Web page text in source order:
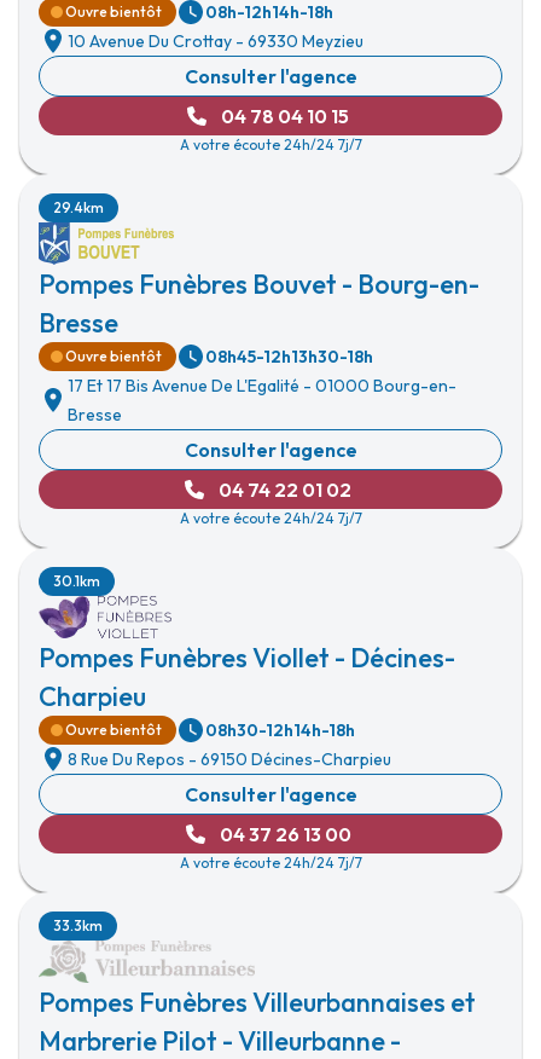
Ouvre bientôt 08h-12h14h-18h
10 Avenue Du Crottay - 69330 Meyzieu
Consulter l'agence
04 78 04 10 15
A votre écoute 24h/24 7j/7
Pompes Funèbres Bouvet - Bourg-en-
Bresse
29.4km
Ouvre bientôt 08h45-12h13h30-18h
17 Et 17 Bis Avenue De L'Egalité - 01000 Bourg-en-
Bresse
Consulter l'agence
04 74 22 01 02
A votre écoute 24h/24 7j/7
Pompes Funèbres Viollet - Décines-
Charpieu
30.1km
Ouvre bientôt 08h30-12h14h-18h
8 Rue Du Repos - 69150 Décines-Charpieu
Consulter l'agence
04 37 26 13 00
A votre écoute 24h/24 7j/7
Pompes Funèbres Villeurbannaises et
Marbrerie Pilot - Villeurbanne -
33.3km